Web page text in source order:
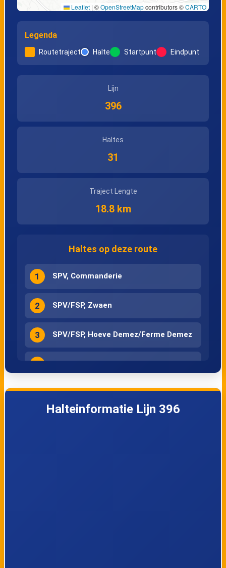
Leaflet | ©OpenStreetMapcontributors ©CARTO
Legenda
Routetraject Halte Startpunt Eindpunt
Lijn
396
Haltes
31
Traject Lengte
18.8 km
Haltes op deze route
1 SPV, Commanderie
2 SPV/FSP, Zwaen
3 SPV/FSP, Hoeve Demez/Ferme Demez
4 SPV/FSP, Roth
5 Remersdaal, Hagelstein
Halteinformatie Lijn 396